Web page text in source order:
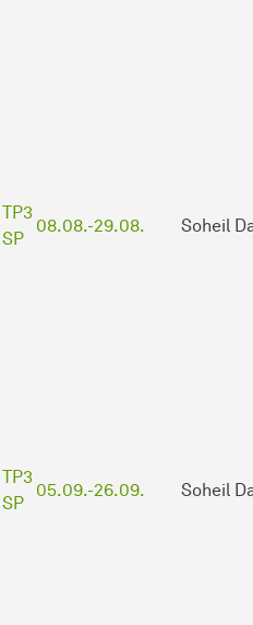
TP3
SP
08.08.-29.08. Soheil
TP3
SP
05.09.-26.09. Soheil